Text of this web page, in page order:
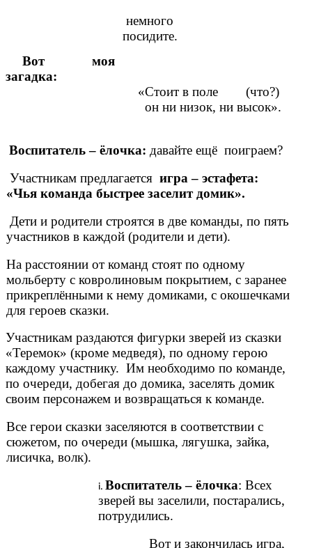
немного
посидите.
Вот моя
загадка:
«Стоит в поле (что?)
он ни низок, ни высок».
Воспитатель – ёлочка: давайте ещё поиграем?
Участникам предлагается игра – эстафета:
«Чья команда быстрее заселит домик».
Дети и родители строятся в две команды, по пять
участников в каждой (родители и дети).
На расстоянии от команд стоят по одному
мольберту с ковролиновым покрытием, с заранее
прикреплёнными к нему домиками, с окошечками
для героев сказки.
Участникам раздаются фигурки зверей из сказки
«Теремок» (кроме медведя), по одному герою
каждому участнику. Им необходимо по команде,
по очереди, добегая до домика, заселять домик
своим персонажем и возвращаться к команде.
Все герои сказки заселяются в соответствии с
сюжетом, по очереди (мышка, лягушка, зайка,
лисичка, волк).
Воспитатель – ёлочка: Всех
зверей вы заселили, постарались,
потрудились.
Вот и закончилась игра,